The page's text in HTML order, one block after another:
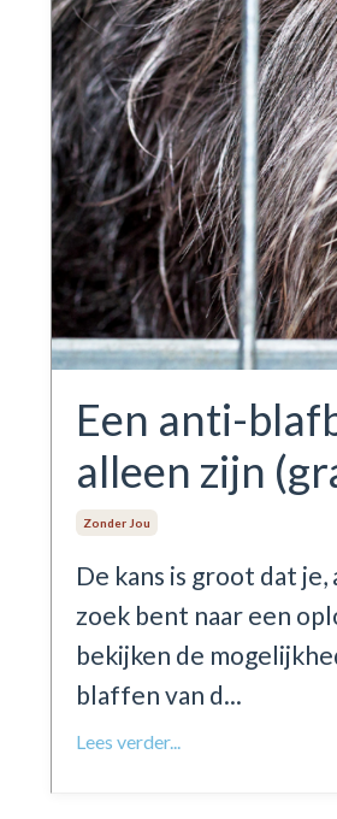
Een anti-
alleen zijn
Zonder Jou
De kans is groot dat
zoek bent naar een
bekijken de
blaffen van d...
Lees verder...